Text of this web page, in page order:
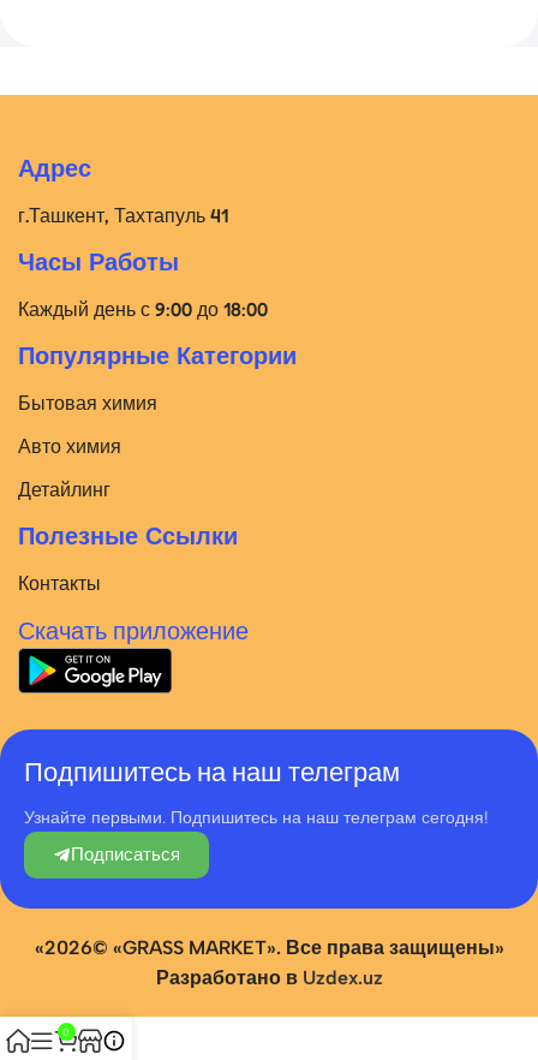
Адрес
г.Ташкент, Тахтапуль 41
Часы Работы
Каждый день с 9:00 до 18:00
Популярные Категории
Бытовая химия
Авто химия
Детайлинг
Полезные Ссылки
Контакты
Скачать приложение
Подпишитесь на наш телеграм
Узнайте первыми. Подпишитесь на наш телеграм сегодня!
Подписаться
«2026© «GRASS MARKET». Все права защищены»
Разработано в Uzdex.uz
0